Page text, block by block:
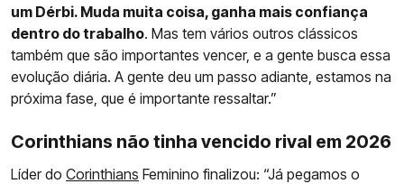
um Dérbi. Muda muita coisa, ganha mais confiança
dentro do trabalho. Mas tem vários outros clássicos
também que são importantes vencer, e a gente busca essa
evolução diária. A gente deu um passo adiante, estamos na
próxima fase, que é importante ressaltar.”
Corinthians não tinha vencido rival em 2026
Líder do Corinthians Feminino finalizou: “Já pegamos o